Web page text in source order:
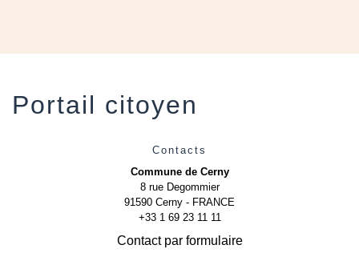
Portail citoyen
Contacts
Commune de Cerny
8 rue Degommier
91590 Cerny - FRANCE
+33 1 69 23 11 11
Contact par formulaire